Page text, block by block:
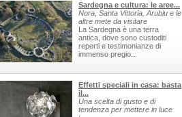
Sardegna e cultura: le aree...
Nora, Santa Vittoria, Arubiu e le
altre mete da visitare
La Sardegna è una terra
antica, dove sono custoditi
reperti e testimonianze di
immenso pregio...
Effetti speciali in casa: basta
il...
Una scelta di gusto e di
tendenza per mettere in luce